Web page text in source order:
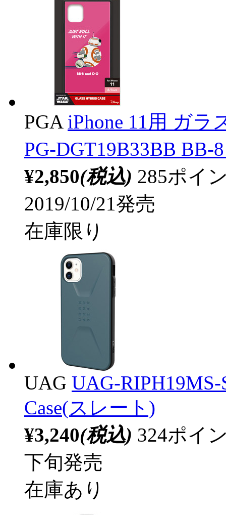
PGA iPhone 11用 ガ
PG-DGT19B33BB BB-
¥2,850(税込) 285ポイ
2019/10/21発売
在庫限り
UAG UAG-
Case(スレート)
¥3,240(税込) 324ポイ
下旬発売
在庫あり